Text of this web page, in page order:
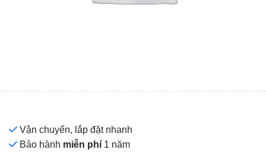
Vận chuyển, lắp đặt nhanh
Bảo hành miễn phí 1 năm